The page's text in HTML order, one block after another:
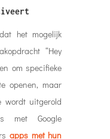
het mogelijk
“Hey
om specifieke
openen, maar
uitgerold
met Google
apps met hun